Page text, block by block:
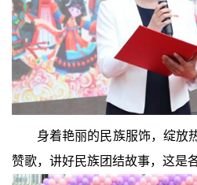
身着艳丽的民族服饰，绽放
赞歌，讲好民族团结故事，这是